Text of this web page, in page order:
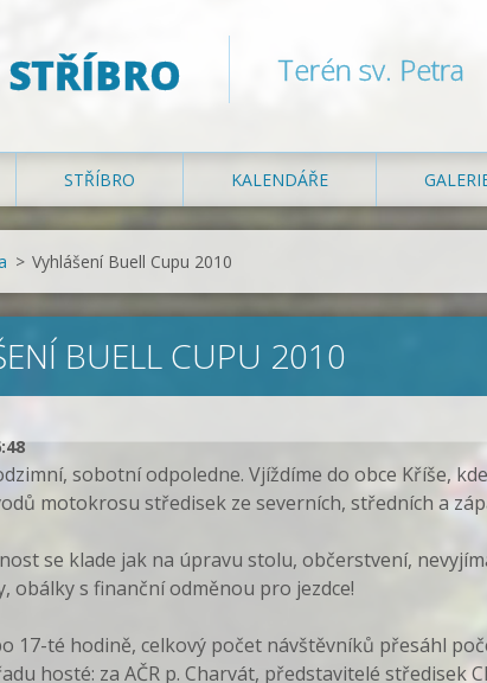
Terén sv. Petra
STŘÍBRO KALENDÁŘE
> Vyhlášení Buell Cupu 2010
BUELL CUPU 2010
sobotní odpoledne. Vjíždíme do obce Kříše,
motokrosu středisek ze severních, středních a
se klade jak na úpravu stolu, občerstvení,
obálky s finanční odměnou pro jezdce!
17-té hodině, celkový počet návštěvníků přesáhl
hosté: za AČR p. Charvát, představitelé